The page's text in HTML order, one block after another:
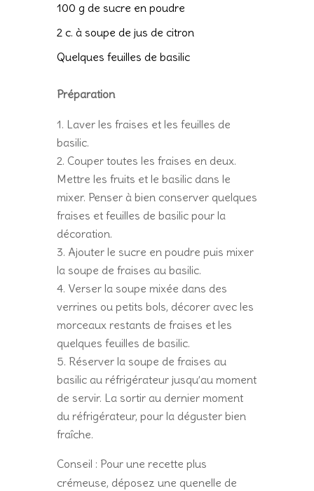
100 g de sucre en poudre
2 c. à soupe de jus de citron
Quelques feuilles de basilic
Préparation
Laver les fraises et les feuilles de
basilic.
Couper toutes les fraises en deux.
Mettre les fruits et le basilic dans le
mixer. Penser à bien conserver quelques
fraises et feuilles de basilic pour la
décoration.
Ajouter le sucre en poudre puis mixer
la soupe de fraises au basilic.
Verser la soupe mixée dans des
verrines ou petits bols, décorer avec les
morceaux restants de fraises et les
quelques feuilles de basilic.
Réserver la soupe de fraises au
basilic au réfrigérateur jusqu’au moment
de servir. La sortir au dernier moment
du réfrigérateur, pour la déguster bien
fraîche.
Conseil : Pour une recette plus
crémeuse, déposez une quenelle de